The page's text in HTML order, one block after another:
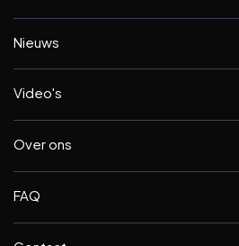
Nieuws
Video's
Over ons
FAQ